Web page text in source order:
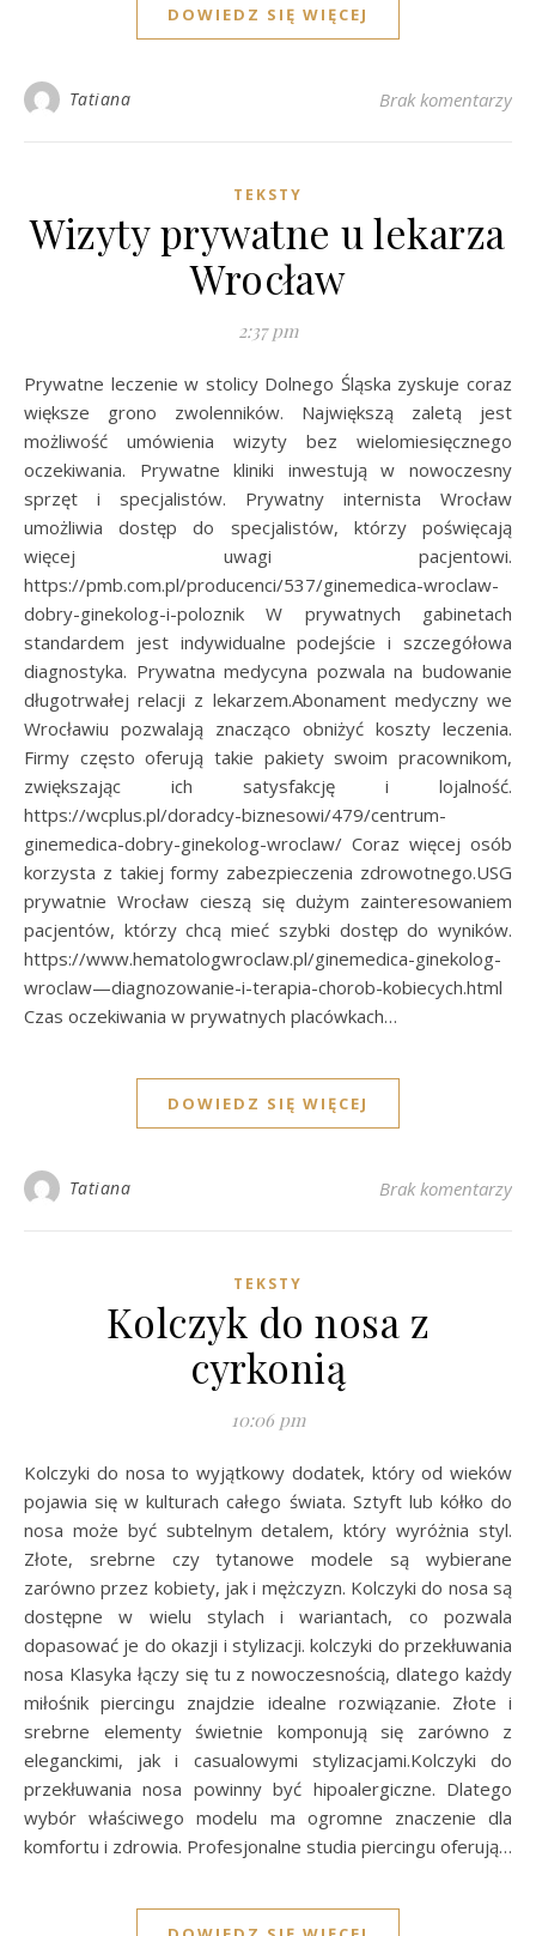
DOWIEDZ SIĘ WIĘCEJ
Tatiana Brak komentarzy
TEKSTY
Wizyty prywatne u lekarza
Wrocław
2:37 pm
Prywatne leczenie w stolicy Dolnego Śląska zyskuje coraz
większe grono zwolenników. Największą zaletą jest
możliwość umówienia wizyty bez wielomiesięcznego
oczekiwania. Prywatne kliniki inwestują w nowoczesny
sprzęt i specjalistów. Prywatny internista Wrocław
umożliwia dostęp do specjalistów, którzy poświęcają
więcej uwagi pacjentowi.
https://pmb.com.pl/producenci/537/ginemedica-wroclaw-
dobry-ginekolog-i-poloznik W prywatnych gabinetach
standardem jest indywidualne podejście i szczegółowa
diagnostyka. Prywatna medycyna pozwala na budowanie
długotrwałej relacji z lekarzem.Abonament medyczny we
Wrocławiu pozwalają znacząco obniżyć koszty leczenia.
Firmy często oferują takie pakiety swoim pracownikom,
zwiększając ich satysfakcję i lojalność.
https://wcplus.pl/doradcy-biznesowi/479/centrum-
ginemedica-dobry-ginekolog-wroclaw/ Coraz więcej osób
korzysta z takiej formy zabezpieczenia zdrowotnego.USG
prywatnie Wrocław cieszą się dużym zainteresowaniem
pacjentów, którzy chcą mieć szybki dostęp do wyników.
https://www.hematologwroclaw.pl/ginemedica-ginekolog-
wroclaw—diagnozowanie-i-terapia-chorob-kobiecych.html
Czas oczekiwania w prywatnych placówkach…
DOWIEDZ SIĘ WIĘCEJ
Tatiana Brak komentarzy
TEKSTY
Kolczyk do nosa z
cyrkonią
10:06 pm
Kolczyki do nosa to wyjątkowy dodatek, który od wieków
pojawia się w kulturach całego świata. Sztyft lub kółko do
nosa może być subtelnym detalem, który wyróżnia styl.
Złote, srebrne czy tytanowe modele są wybierane
zarówno przez kobiety, jak i mężczyzn. Kolczyki do nosa są
dostępne w wielu stylach i wariantach, co pozwala
dopasować je do okazji i stylizacji. kolczyki do przekłuwania
nosa Klasyka łączy się tu z nowoczesnością, dlatego każdy
miłośnik piercingu znajdzie idealne rozwiązanie. Złote i
srebrne elementy świetnie komponują się zarówno z
eleganckimi, jak i casualowymi stylizacjami.Kolczyki do
przekłuwania nosa powinny być hipoalergiczne. Dlatego
wybór właściwego modelu ma ogromne znaczenie dla
komfortu i zdrowia. Profesjonalne studia piercingu oferują…